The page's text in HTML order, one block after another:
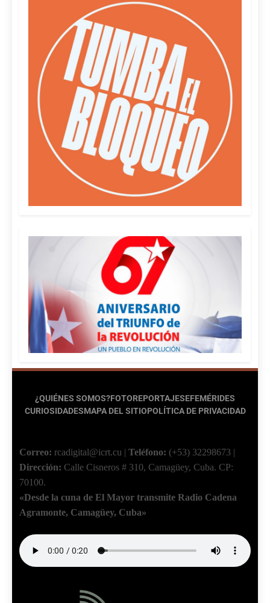
¿QUIÉNES SOMOS?FOTOREPORTAJESEFEMÉRIDES
CURIOSIDADESMAPA DEL SITIOPOLÍTICA DE PRIVACIDAD
Correo: rcadigital@icrt.cu Teléfono: (+53) 32298673
Dirección: Calle Cisneros # 310, Camagüey, Cuba. CP:
70100.
«Desde la cuna de El Mayor transmite Radio Cadena
Agramonte, Camagüey, Cuba»